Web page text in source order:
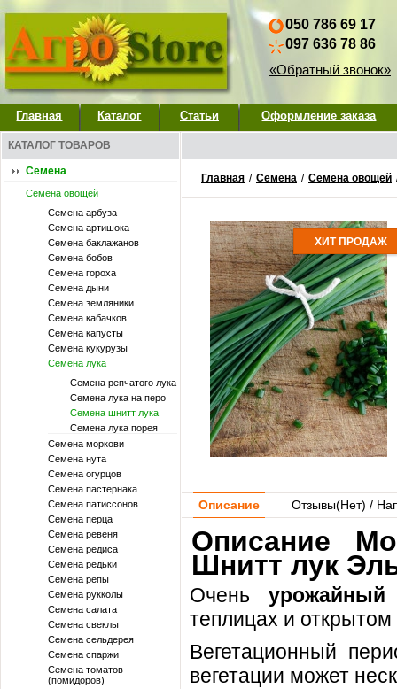
050 786 69 17
097 636 78 86
«Обратный звонок»
Главная Каталог Статьи Оформление заказа
КАТАЛОГ ТОВАРОВ
Семена
Семена овощей
Семена арбуза
Семена артишока
Семена баклажанов
Семена бобов
Семена гороха
Семена дыни
Семена земляники
Семена кабачков
Семена капусты
Семена кукурузы
Семена лука
Семена репчатого лука
Семена лука на перо
Семена шнитт лука
Семена лука порея
Семена моркови
Семена нута
Семена огурцов
Семена пастернака
Семена патиссонов
Семена перца
Семена ревеня
Семена редиса
Семена редьки
Семена репы
Семена рукколы
Семена салата
Семена свеклы
Семена сельдерея
Семена спаржи
Семена томатов
(помидоров)
Главная / Семена / Семена овощей
ХИТ ПРОДАЖ
Описание Отзывы(Нет) /
Описание
Шнитт лук
Очень урожайный
теплицах и открытом
Вегетационный
вегетации может